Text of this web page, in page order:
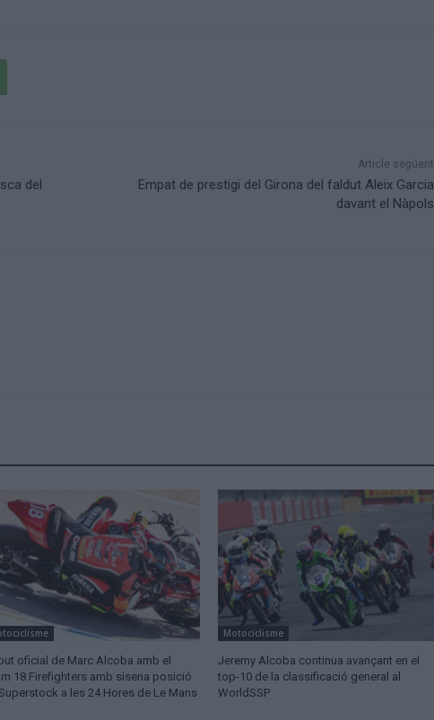
del
Article següent
Empat de prestigi del Girona del faldut Aleix Garcia
davant el Nàpols
oficial de Marc Alcoba amb el
18 Firefighters amb sisena posició
a les 24 Hores de Le Mans
Motociclisme
Jeremy Alcoba continua avançant en el
top-10 de la classificació general al
WorldSSP